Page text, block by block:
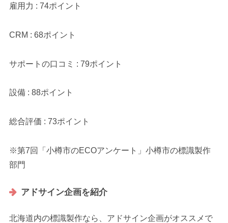
雇用力 : 74ポイント
CRM : 68ポイント
サポートの口コミ : 79ポイント
設備 : 88ポイント
総合評価 : 73ポイント
※第7回「小樽市のECOアンケート」小樽市の標識製作
部門
アドサイン企画を紹介
北海道内の標識製作なら、アドサイン企画がオススメで